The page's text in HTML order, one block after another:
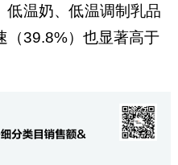
低温奶、低温调制乳品
（39.8%）也显著高于